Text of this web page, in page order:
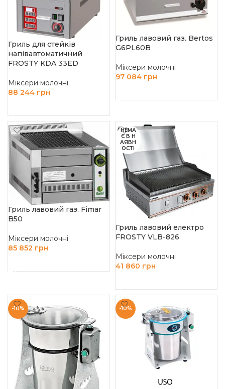
Гриль для стейків
напівавтоматичний
FROSTY KDA 33ED
Міксери молочні
88 244 грн
Гриль лавовий газ. Bertos
G6PL60B
Міксери молочні
97 084 грн
Гриль лавовий газ. Fimar
B50
Міксери молочні
85 852 грн
НЕМА
Є В Н
АЯВН
ОСТІ
Гриль лавовий електро
FROSTY VLB-826
Міксери молочні
41 860 грн
-10% -10%